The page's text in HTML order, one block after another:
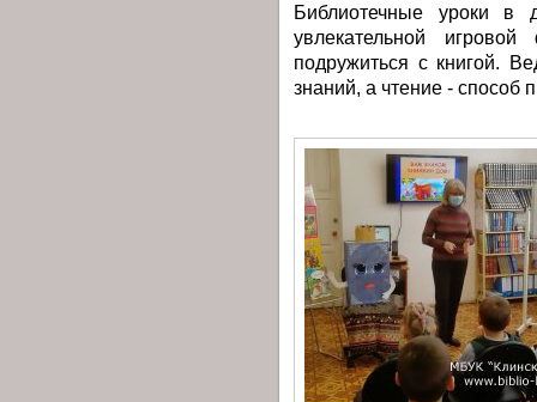
Библиотечные уроки в
увлекательной
подружиться с книгой.
знаний, а чтение - способ